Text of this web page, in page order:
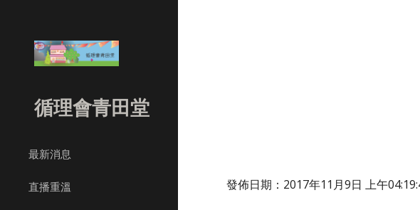
循理會青田堂
最新消息
直播重溫 發佈日期：2017年11月9日 上午